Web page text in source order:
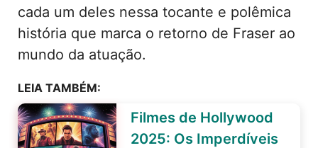
cada um deles nessa tocante e polêmica
história que marca o retorno de Fraser ao
mundo da atuação.
LEIA TAMBÉM:
Filmes de Hollywood
2025: Os Imperdíveis